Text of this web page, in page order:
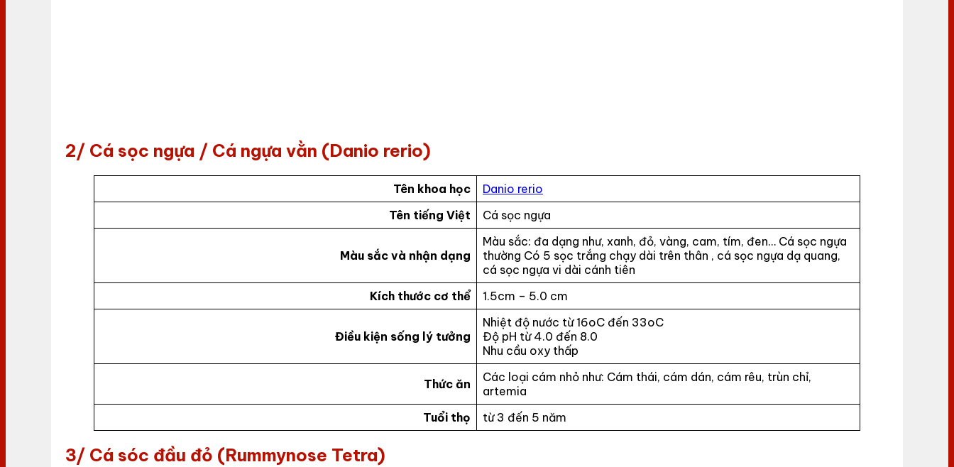
2/ Cá sọc ngựa / Cá ngựa vằn (Danio rerio)
Tên khoa học
Danio rerio
Tên tiếng Việt
Cá sọc ngựa
Màu sắc và nhận dạng
Màu sắc: đa dạng như, xanh, đỏ, vàng, cam, tím, đen… Cá sọc ngựa
thường Có 5 sọc trắng chạy dài trên thân , cá sọc ngựa dạ quang,
cá sọc ngựa vi dài cánh tiên
Kích thước cơ thể
1.5cm – 5.0 cm
Điều kiện sống lý tưởng
Nhiệt độ nước từ 16oC đến 33oC
Độ pH từ 4.0 đến 8.0
Nhu cầu oxy thấp
Thức ăn
Các loại cám nhỏ như: Cám thái, cám dán, cám rêu, trùn chỉ,
artemia
Tuổi thọ
từ 3 đến 5 năm
3/ Cá sóc đầu đỏ (Rummynose Tetra)